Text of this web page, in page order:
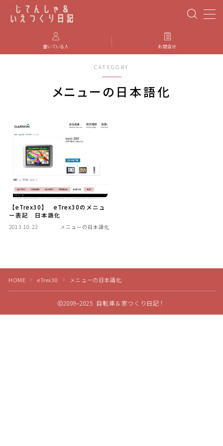
PBP(Paris-Brest-Paris)
エベレスティング
パーツのインプレ・カスタマイズ
iGPSPORT
カステリ
ブルベ装備
ブルべレポート2025
書いている人 お問合せ
CATEGORY
メニューの日本語化
【eTrex30】 eTrex30のメニュ
ー表記 日本語化
2013.10.22 メニューの日本語化
HOME ＞ eTrex30 ＞ メニューの日本語化
2009–2025 自転車＆家つくり日記！